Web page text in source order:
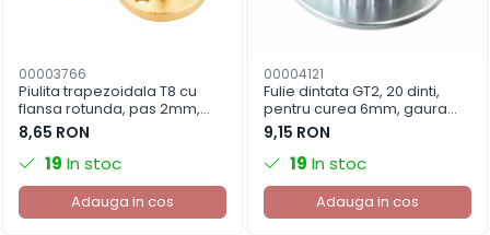
00003766
Piulita trapezoidala T8 cu
flansa rotunda, pas 2mm,
avans 8mm, alama
8,65 RON
19 In stoc
Adauga in cos
00004121
Fulie dintata GT2, 20 dinti,
pentru curea 6mm, gaura
interioara 5mm
9,15 RON
19 In stoc
Adauga in cos